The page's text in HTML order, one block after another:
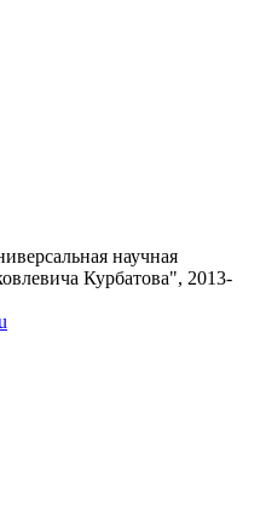
научная
Курбатова", 2013-